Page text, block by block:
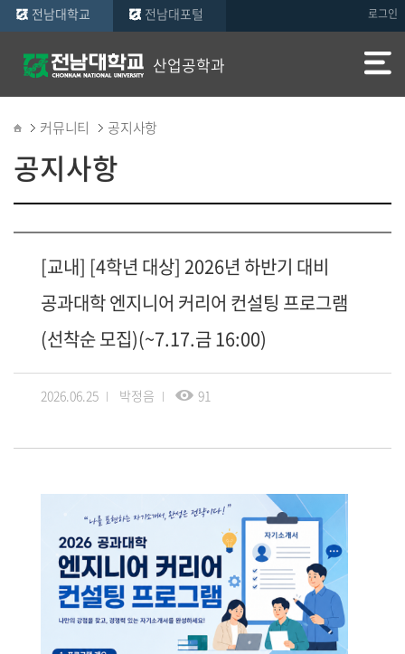
로그인
전남대학교 전남대포털
산업공학과
커뮤니티 공지사항
공지사항
[교내] [4학년 대상] 2026년 하반기 대비
공과대학 엔지니어 커리어 컨설팅 프로그램
(선착순 모집)(~7.17.금 16:00)
2026.06.25 박정음 91